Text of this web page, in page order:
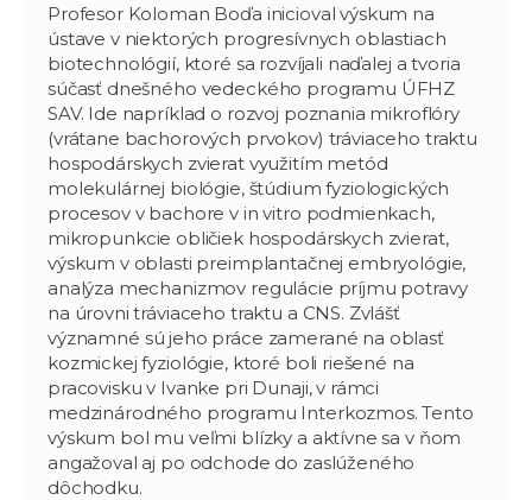
Profesor Koloman Boďa inicioval výskum na
ústave v niektorých progresívnych oblastiach
biotechnológií, ktoré sa rozvíjali naďalej a tvoria
súčasť dnešného vedeckého programu ÚFHZ
SAV. Ide napríklad o rozvoj poznania mikroflóry
(vrátane bachorových prvokov) tráviaceho traktu
hospodárskych zvierat využitím metód
molekulárnej biológie, štúdium fyziologických
procesov v bachore v in vitro podmienkach,
mikropunkcie obličiek hospodárskych zvierat,
výskum v oblasti preimplantačnej embryológie,
analýza mechanizmov regulácie príjmu potravy
na úrovni tráviaceho traktu a CNS. Zvlášť
významné sú jeho práce zamerané na oblasť
kozmickej fyziológie, ktoré boli riešené na
pracovisku v Ivanke pri Dunaji, v rámci
medzinárodného programu Interkozmos. Tento
výskum bol mu veľmi blízky a aktívne sa v ňom
angažoval aj po odchode do zaslúženého
dôchodku.